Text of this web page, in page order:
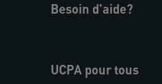
Besoin d'aide?
UCPA pour tous